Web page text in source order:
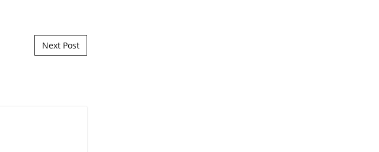
Next Post